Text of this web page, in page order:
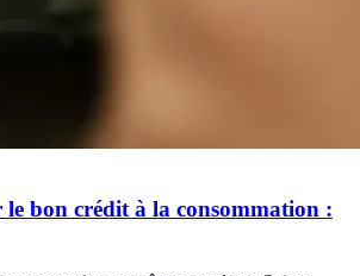
bon crédit à la consommation :